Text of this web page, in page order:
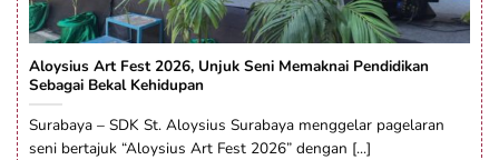
Aloysius Art Fest 2026, Unjuk Seni Memaknai Pendidikan
Sebagai Bekal Kehidupan
Surabaya – SDK St. Aloysius Surabaya menggelar pagelaran
seni bertajuk “Aloysius Art Fest 2026” dengan [...]